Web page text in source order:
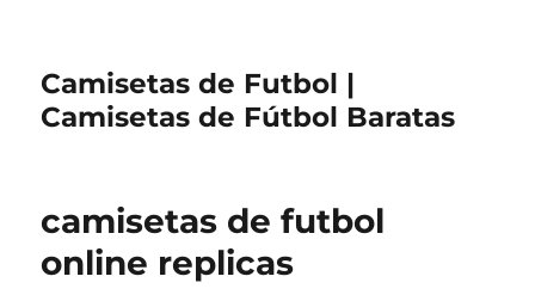
Camisetas de Futbol |
Camisetas de Fútbol Baratas
camisetas de futbol
online replicas